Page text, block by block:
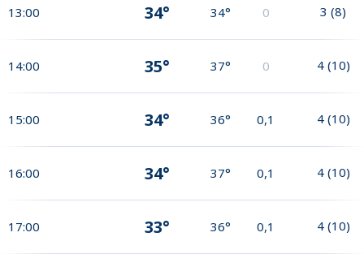
13:00 34° 34° 0 3 (8)
14:00 35° 37° 0 4 (10)
15:00 34° 36° 0,1 4 (10)
16:00 34° 37° 0,1 4 (10)
17:00 33° 36° 0,1 4 (10)